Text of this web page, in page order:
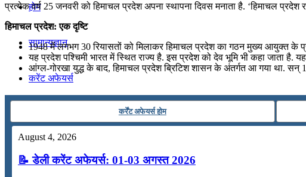
होम
सामान्यज्ञान
करेंट अफेयर्स
प्रत्येक वर्ष 25 जनवरी को हिमाचल प्रदेश अपना स्थापना दिवस मनाता है. ‘हिमाचल
हिमाचल प्रदेश: एक दृष्टि
1948 में लगभग 30 रियासतों को मिलाकर हिमाचल प्रदेश का गठन मुख्य आयुक्त के
यह प्रदेश पश्चिमी भारत में स्थित राज्य है. इस प्रदेश को देव भूमि भी कहा जाता है. यह
आंग्ल-गोरखा युद्ध के बाद, हिमाचल प्रदेश ब्रिटिश शासन के अंतर्गत आ गया था.
कर्रेंट अफेयर्स होम
August 4, 2026
📝 डेली करेंट अफेयर्स: 01-03 अगस्त 2026